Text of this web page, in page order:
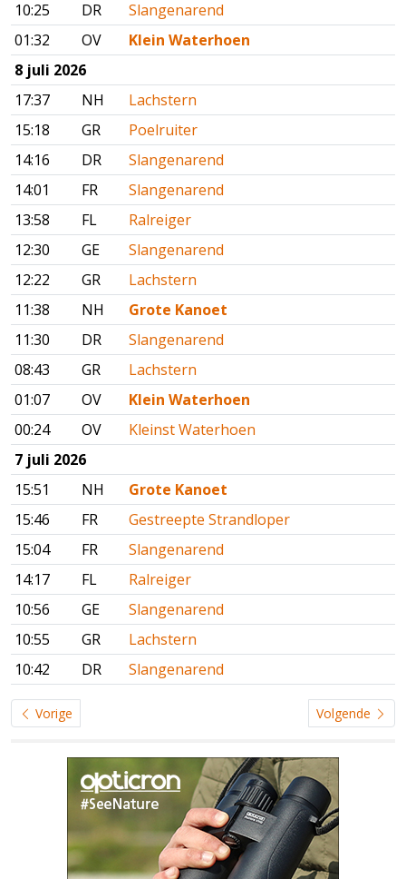
10:25
DR
Slangenarend
01:32
OV
Klein Waterhoen
8 juli 2026
17:37
NH
Lachstern
15:18
GR
Poelruiter
14:16
DR
Slangenarend
14:01
FR
Slangenarend
13:58
FL
Ralreiger
12:30
GE
Slangenarend
12:22
GR
Lachstern
11:38
NH
Grote Kanoet
11:30
DR
Slangenarend
08:43
GR
Lachstern
01:07
OV
Klein Waterhoen
00:24
OV
Kleinst Waterhoen
7 juli 2026
15:51
NH
Grote Kanoet
15:46
FR
Gestreepte Strandloper
15:04
FR
Slangenarend
14:17
FL
Ralreiger
10:56
GE
Slangenarend
10:55
GR
Lachstern
10:42
DR Slangenarend
Vorige Volgende